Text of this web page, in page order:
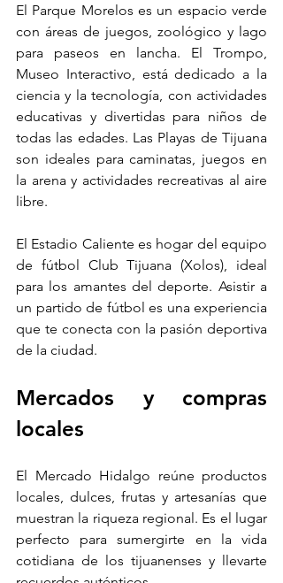
El Parque Morelos es un espacio verde
con áreas de juegos, zoológico y lago
para paseos en lancha. El Trompo,
Museo Interactivo, está dedicado a la
ciencia y la tecnología, con actividades
educativas y divertidas para niños de
todas las edades. Las Playas de Tijuana
son ideales para caminatas, juegos en
la arena y actividades recreativas al aire
libre.
El Estadio Caliente es hogar del equipo
de fútbol Club Tijuana (Xolos), ideal
para los amantes del deporte. Asistir a
un partido de fútbol es una experiencia
que te conecta con la pasión deportiva
de la ciudad.
Mercados y compras
locales
El Mercado Hidalgo reúne productos
locales, dulces, frutas y artesanías que
muestran la riqueza regional. Es el lugar
perfecto para sumergirte en la vida
cotidiana de los tijuanenses y llevarte